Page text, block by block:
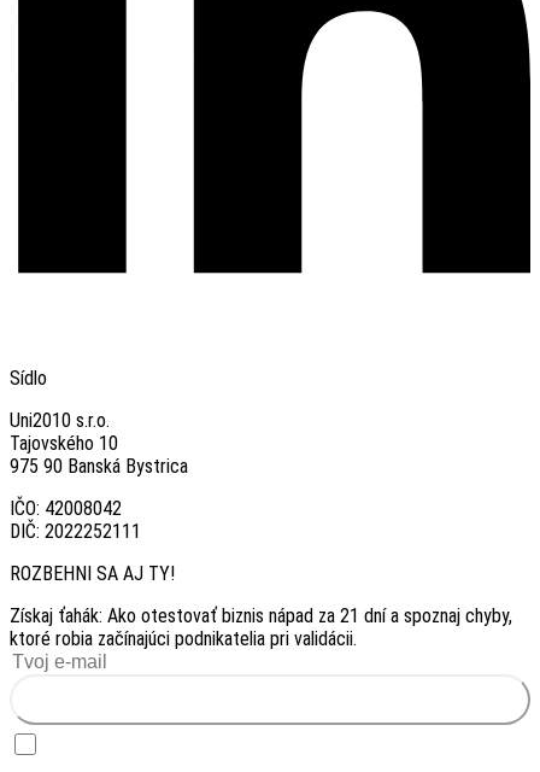
Sídlo
Uni2010 s.r.o.
Tajovského 10
975 90 Banská Bystrica
IČO: 42008042
DIČ: 2022252111
ROZBEHNI SA AJ TY!
Získaj ťahák: Ako otestovať biznis nápad za 21 dní a spoznaj chyby,
ktoré robia začínajúci podnikatelia pri validácii.